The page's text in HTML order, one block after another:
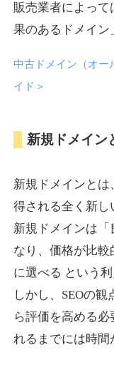
3,300円 入札 2
DA 37 外部リ
ジャンルその他
DA37 外部リ
販売業者によって
果のあるドメイン
中古ドメイン（オー
イド ＞
新規ドメイン
新規ドメインと
得される全く新し
新規ドメインは「
なり、価格が比
に選べる という利
しかし、SEOの
ら評価を高める
れるまでには時間